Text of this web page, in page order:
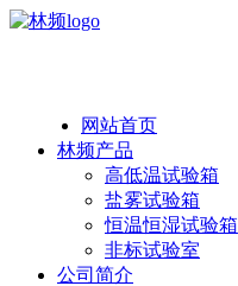
网站首页
林频产品
高低温试验箱
盐雾试验箱
恒温恒湿试验箱
非标试验室
公司简介